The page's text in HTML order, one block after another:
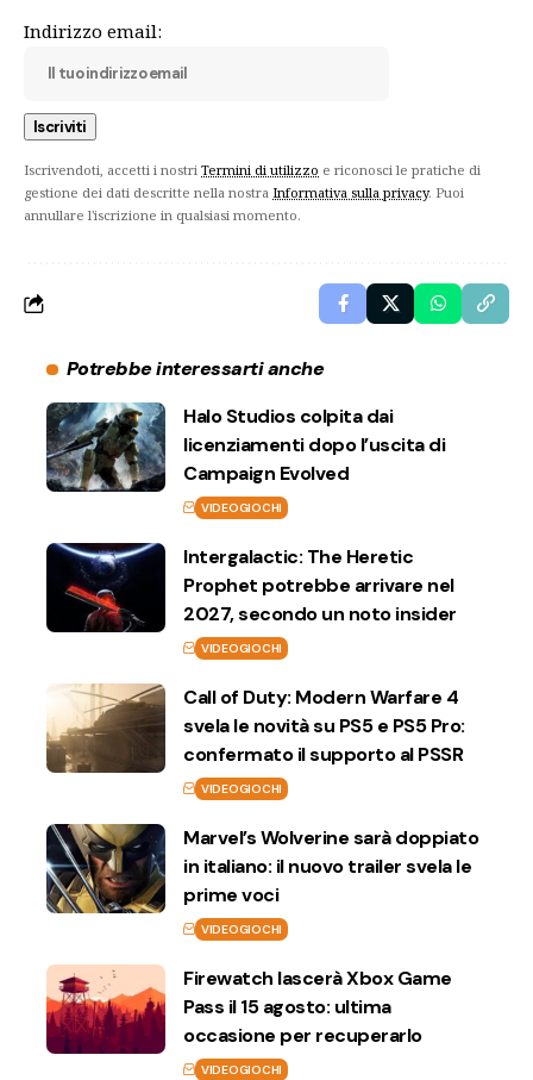
Indirizzo email:
Iscrivendoti, accetti i nostri Termini di utilizzo e riconosci le pratiche di
gestione dei dati descritte nella nostra Informativa sulla privacy. Puoi
annullare l'iscrizione in qualsiasi momento.
Potrebbe interessarti anche
Halo Studios colpita dai
licenziamenti dopo l’uscita di
Campaign Evolved
VIDEOGIOCHI
Intergalactic: The Heretic
Prophet potrebbe arrivare nel
2027, secondo un noto insider
VIDEOGIOCHI
Call of Duty: Modern Warfare 4
svela le novità su PS5 e PS5 Pro:
confermato il supporto al PSSR
VIDEOGIOCHI
Marvel’s Wolverine sarà doppiato
in italiano: il nuovo trailer svela le
prime voci
VIDEOGIOCHI
Firewatch lascerà Xbox Game
Pass il 15 agosto: ultima
occasione per recuperarlo
VIDEOGIOCHI